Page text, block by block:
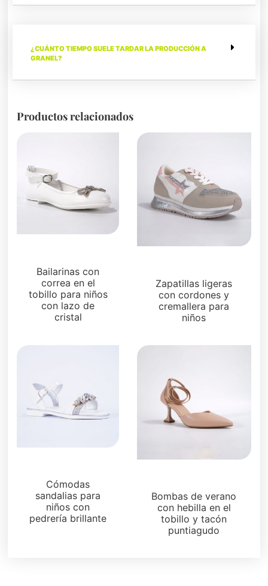
¿CUÁNTO TIEMPO SUELE TARDAR LA PRODUCCIÓN A
GRANEL?
Productos relacionados
Bailarinas con
correa en el
tobillo para niños
con lazo de
cristal
Zapatillas ligeras
con cordones y
cremallera para
niños
Cómodas
sandalias para
niños con
pedrería brillante
Bombas de verano
con hebilla en el
tobillo y tacón
puntiagudo